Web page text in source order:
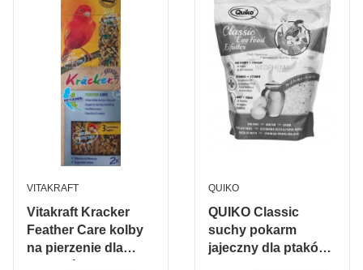
Vitakraft Kracker
Feather Care kolby
na pierzenie dla
PRODUCENT
VITAKRAFT
QUIKO Classic
suchy pokarm
jajeczny dla ptaków
PRODUCENT
QUIKO